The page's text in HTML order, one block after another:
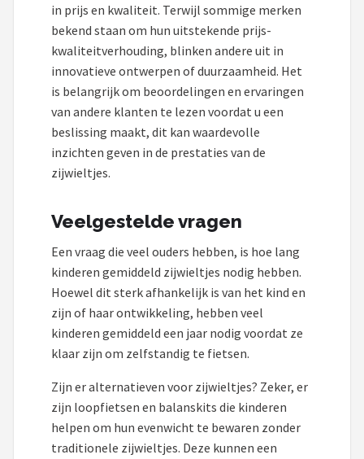
in prijs en kwaliteit. Terwijl sommige merken
bekend staan om hun uitstekende prijs-
kwaliteitverhouding, blinken andere uit in
innovatieve ontwerpen of duurzaamheid. Het
is belangrijk om beoordelingen en ervaringen
van andere klanten te lezen voordat u een
beslissing maakt, dit kan waardevolle
inzichten geven in de prestaties van de
zijwieltjes.
Veelgestelde vragen
Een vraag die veel ouders hebben, is hoe lang
kinderen gemiddeld zijwieltjes nodig hebben.
Hoewel dit sterk afhankelijk is van het kind en
zijn of haar ontwikkeling, hebben veel
kinderen gemiddeld een jaar nodig voordat ze
klaar zijn om zelfstandig te fietsen.
Zijn er alternatieven voor zijwieltjes? Zeker, er
zijn loopfietsen en balanskits die kinderen
helpen om hun evenwicht te bewaren zonder
traditionele zijwieltjes. Deze kunnen een